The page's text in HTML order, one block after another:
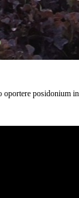
oportere posidonium